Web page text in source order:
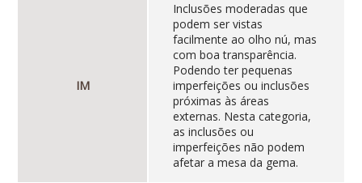
IM
Inclusões moderadas que
podem ser vistas
facilmente ao olho nú, mas
com boa transparência.
Podendo ter pequenas
imperfeições ou inclusões
próximas às áreas
externas. Nesta categoria,
as inclusões ou
imperfeições não podem
afetar a mesa da gema.